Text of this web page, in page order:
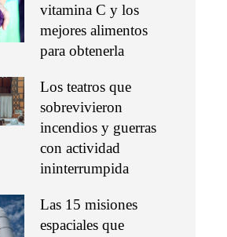
vitamina C y los
mejores alimentos
para obtenerla
Los teatros que
sobrevivieron
incendios y guerras
con actividad
ininterrumpida
Las 15 misiones
espaciales que